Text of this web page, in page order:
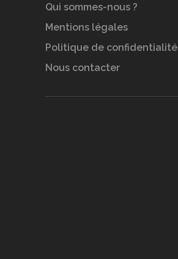
Qui sommes-nous ?
Mentions légales
Politique de confidentialité
Nous contacter